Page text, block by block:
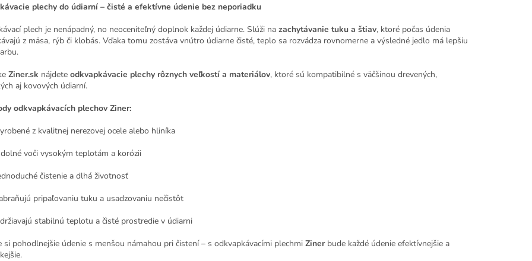
plechy do údiarní – čisté a efektívne údenie bez neporiadku
plech je nenápadný, no neoceniteľný doplnok každej údiarne. Slúži na zachytávanie tuku a štiav, ktoré počas údenia
z mäsa, rýb či klobás. Vďaka tomu zostáva vnútro údiarne čisté, teplo sa rozvádza rovnomerne a výsledné jedlo má lepšiu
Ziner.sk nájdete odkvapkávacie plechy rôznych veľkostí a materiálov, ktoré sú kompatibilné s väčšinou drevených,
aj kovových údiarní.
odkvapkávacích plechov Ziner:
z kvalitnej nerezovej ocele alebo hliníka
voči vysokým teplotám a korózii
čistenie a dlhá životnosť
pripaľovaniu tuku a usadzovaniu nečistôt
stabilnú teplotu a čisté prostredie v údiarni
si pohodlnejšie údenie s menšou námahou pri čistení – s odkvapkávacími plechmi Zinerbude každé údenie efektívnejšie a